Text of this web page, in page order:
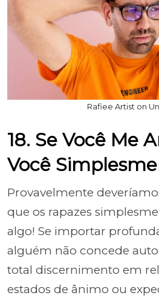
Rafiee Artist on
18. Se Você Me
Você
Provavelmente
que os rapazes
algo! Se importar
alguém não concede
total discernimento em
estados de ânimo ou